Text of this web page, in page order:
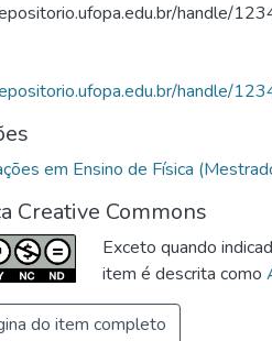
handle/
handle/
em Ensino de Física
Creative Commons
Exceto quando
item é descrita como
do item completo